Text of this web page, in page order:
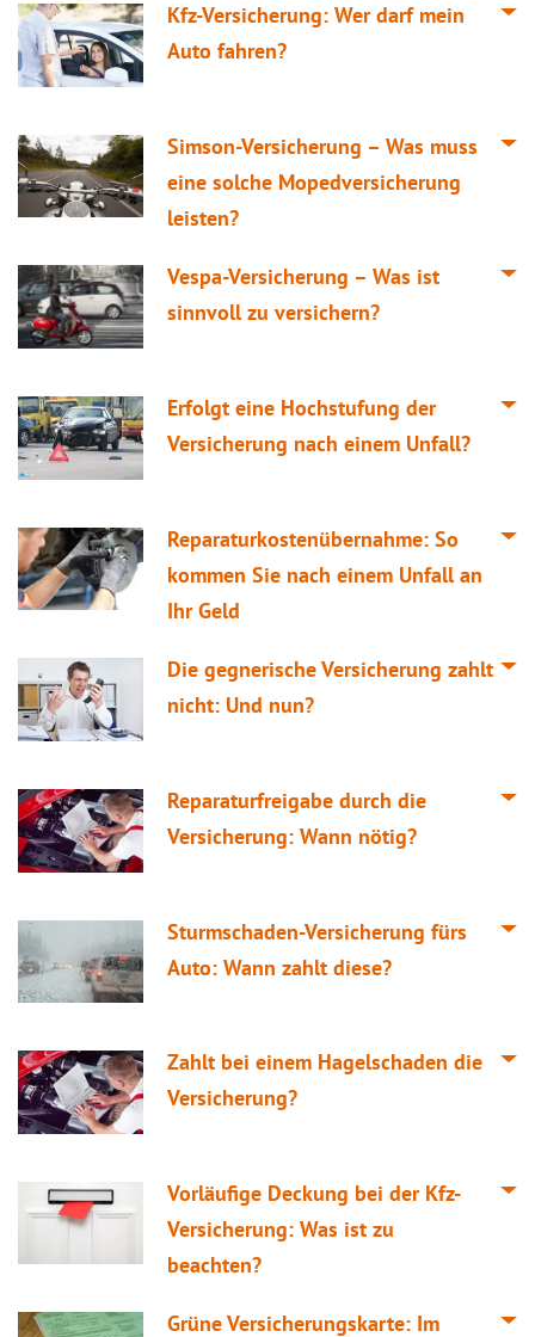
Kfz-Versicherung: Wer darf mein
Auto fahren?
Simson-Versicherung – Was muss
eine solche Mopedversicherung
leisten?
Vespa-Versicherung – Was ist
sinnvoll zu versichern?
Erfolgt eine Hochstufung der
Versicherung nach einem Unfall?
Reparaturkostenübernahme: So
kommen Sie nach einem Unfall an
Ihr Geld
Die gegnerische Versicherung zahlt
nicht: Und nun?
Reparaturfreigabe durch die
Versicherung: Wann nötig?
Sturmschaden-Versicherung fürs
Auto: Wann zahlt diese?
Zahlt bei einem Hagelschaden die
Versicherung?
Vorläufige Deckung bei der Kfz-
Versicherung: Was ist zu
beachten?
Grüne Versicherungskarte: Im